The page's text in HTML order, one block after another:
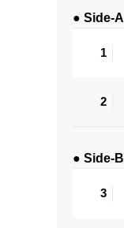
● Side-A
1
2
● Side-B
3